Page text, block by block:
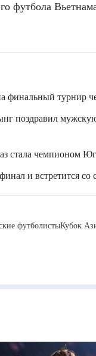
футбола
финальный турнир
поздравил
стала чемпионом
и встретится со
футболистыКубок